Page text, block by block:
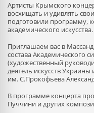
Артисты Крымского
восхищать и удивлять
подготовили программу,
академического искусства.
Приглашаем вас в
состава Академического
(художественный
деятель искусств
им. С.Прокофьева
В программе концерта
Пуччини и других